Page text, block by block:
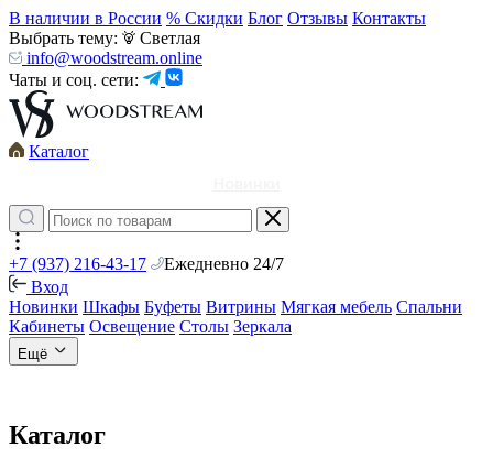
В наличии в России % Скидки Блог Отзывы Контакты
Выбрать тему:
Светлая
info@woodstream.online
Чаты и соц. сети:
Каталог
+7 (937) 216-43-17
Ежедневно 24/7
Вход
Новинки Шкафы Буфеты Витрины Мягкая мебель Спальни
Кабинеты Освещение Столы Зеркала
Ещё
Каталог